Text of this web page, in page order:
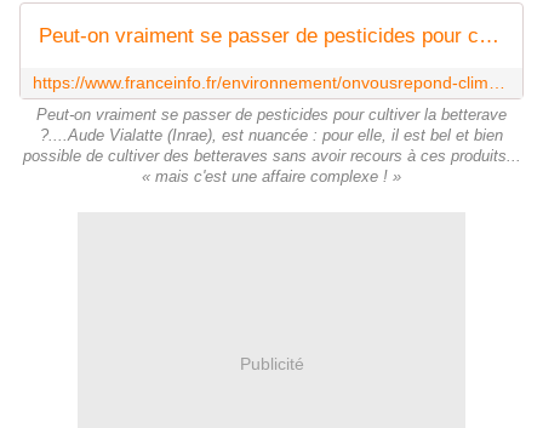
Peut-on vraiment se passer de pesticides pour cultiver la betterave ? OnVousRépond Climat
Peut-on vraiment se passer de pesticides pour cultiver la betterave
?....Aude Vialatte (Inrae), est nuancée : pour elle, il est bel et bien
possible de cultiver des betteraves sans avoir recours à ces produits...
« mais c'est une affaire complexe ! »
Publicité